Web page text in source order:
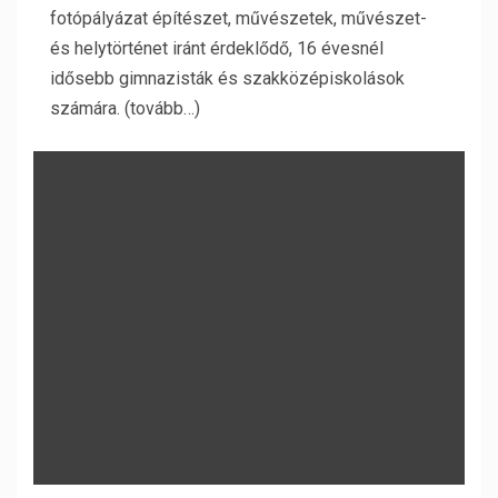
fotópályázat építészet, művészetek, művészet-
és helytörténet iránt érdeklődő, 16 évesnél
idősebb gimnazisták és szakközépiskolások
számára. (tovább…)